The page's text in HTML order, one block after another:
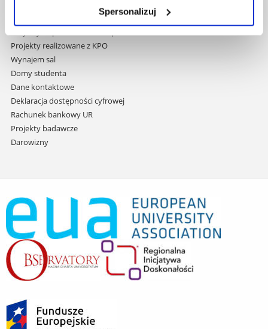
Spersonalizuj
Projekty realizowane z KPO
Wynajem sal
Domy studenta
Dane kontaktowe
Deklaracja dostępności cyfrowej
Rachunek bankowy UR
Projekty badawcze
Darowizny